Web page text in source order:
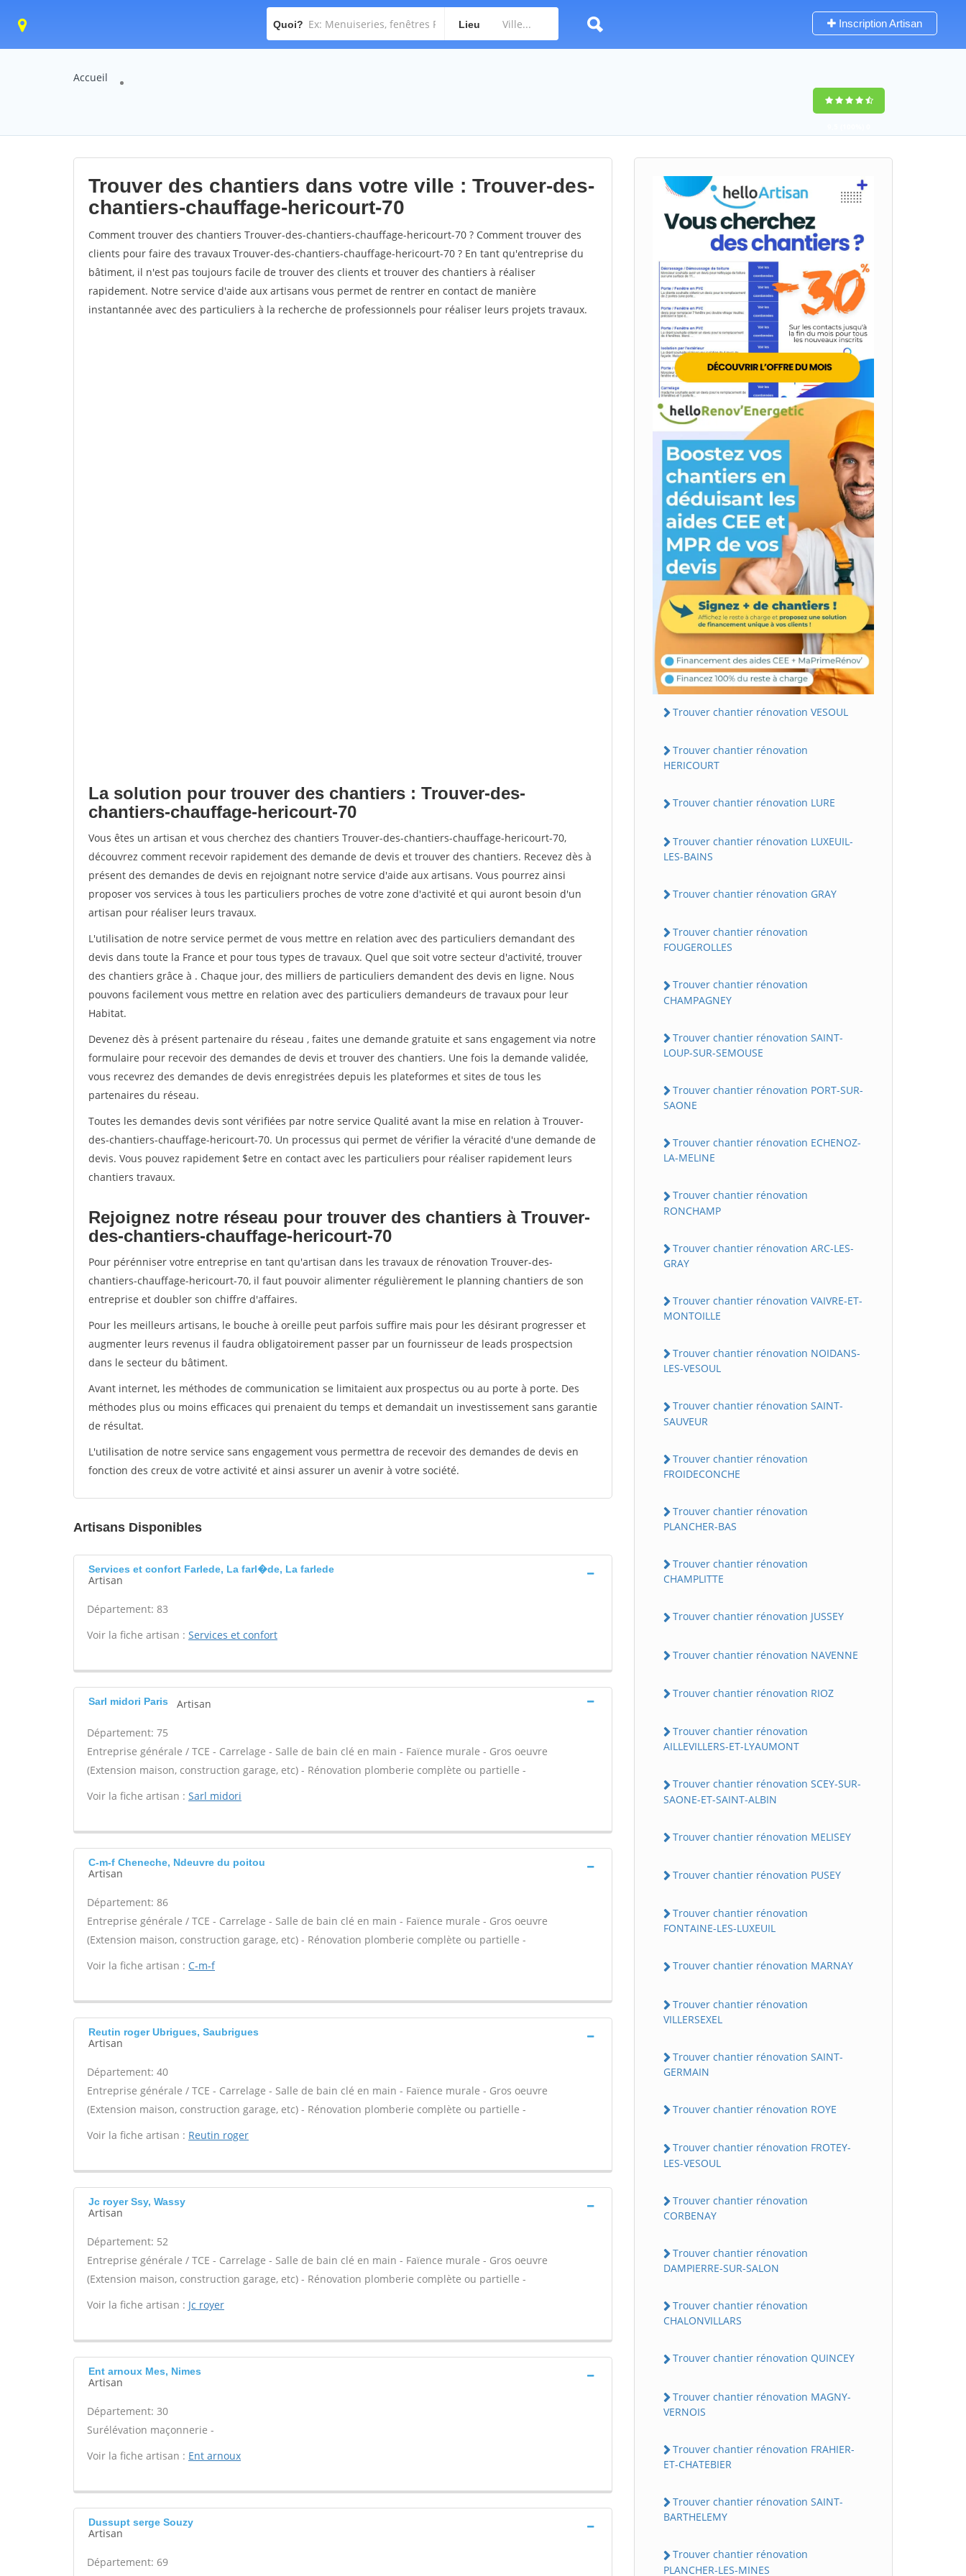
Quoi? Lieu Inscription Artisan
Accueil
Trouver des chantiers dans votre ville : Trouver-des-
chantiers-chauffage-hericourt-70
Comment trouver des chantiers Trouver-des-chantiers-chauffage-hericourt-70 ? Comment trouver des
clients pour faire des travaux Trouver-des-chantiers-chauffage-hericourt-70 ? En tant qu'entreprise du
bâtiment, il n'est pas toujours facile de trouver des clients et trouver des chantiers à réaliser
rapidement. Notre service d'aide aux artisans vous permet de rentrer en contact de manière
instantannée avec des particuliers à la recherche de professionnels pour réaliser leurs projets travaux.
La solution pour trouver des chantiers : Trouver-des-
chantiers-chauffage-hericourt-70
Vous êtes un artisan et vous cherchez des chantiers Trouver-des-chantiers-chauffage-hericourt-70,
découvrez comment recevoir rapidement des demande de devis et trouver des chantiers. Recevez dès à
présent des demandes de devis en rejoignant notre service d'aide aux artisans. Vous pourrez ainsi
proposer vos services à tous les particuliers proches de votre zone d'activité et qui auront besoin d'un
artisan pour réaliser leurs travaux.
L'utilisation de notre service permet de vous mettre en relation avec des particuliers demandant des
devis dans toute la France et pour tous types de travaux. Quel que soit votre secteur d'activité, trouver
des chantiers grâce à . Chaque jour, des milliers de particuliers demandent des devis en ligne. Nous
pouvons facilement vous mettre en relation avec des particuliers demandeurs de travaux pour leur
Habitat.
Devenez dès à présent partenaire du réseau , faites une demande gratuite et sans engagement via notre
formulaire pour recevoir des demandes de devis et trouver des chantiers. Une fois la demande validée,
vous recevrez des demandes de devis enregistrées depuis les plateformes et sites de tous les
partenaires du réseau.
Toutes les demandes devis sont vérifiées par notre service Qualité avant la mise en relation à Trouver-
des-chantiers-chauffage-hericourt-70. Un processus qui permet de vérifier la véracité d'une demande de
devis. Vous pouvez rapidement $etre en contact avec les particuliers pour réaliser rapidement leurs
chantiers travaux.
Rejoignez notre réseau pour trouver des chantiers à Trouver-
des-chantiers-chauffage-hericourt-70
Pour pérénniser votre entreprise en tant qu'artisan dans les travaux de rénovation Trouver-des-
chantiers-chauffage-hericourt-70, il faut pouvoir alimenter régulièrement le planning chantiers de son
entreprise et doubler son chiffre d'affaires.
Pour les meilleurs artisans, le bouche à oreille peut parfois suffire mais pour les désirant progresser et
augmenter leurs revenus il faudra obligatoirement passer par un fournisseur de leads prospectsion
dans le secteur du bâtiment.
Avant internet, les méthodes de communication se limitaient aux prospectus ou au porte à porte. Des
méthodes plus ou moins efficaces qui prenaient du temps et demandait un investissement sans garantie
de résultat.
L'utilisation de notre service sans engagement vous permettra de recevoir des demandes de devis en
fonction des creux de votre activité et ainsi assurer un avenir à votre société.
Artisans Disponibles
Services et confort Farlede, La farl�de, La farlede
Artisan
Département: 83
Voir la fiche artisan : Services et confort
Sarl midori Paris Artisan
Département: 75
Entreprise générale / TCE - Carrelage - Salle de bain clé en main - Faïence murale - Gros oeuvre
(Extension maison, construction garage, etc) - Rénovation plomberie complète ou partielle -
Voir la fiche artisan : Sarl midori
C-m-f Cheneche, Ndeuvre du poitou
Artisan
Département: 86
Entreprise générale / TCE - Carrelage - Salle de bain clé en main - Faïence murale - Gros oeuvre
(Extension maison, construction garage, etc) - Rénovation plomberie complète ou partielle -
Voir la fiche artisan : C-m-f
Reutin roger Ubrigues, Saubrigues
Artisan
Département: 40
Entreprise générale / TCE - Carrelage - Salle de bain clé en main - Faïence murale - Gros oeuvre
(Extension maison, construction garage, etc) - Rénovation plomberie complète ou partielle -
Voir la fiche artisan : Reutin roger
Jc royer Ssy, Wassy
Artisan
Département: 52
Entreprise générale / TCE - Carrelage - Salle de bain clé en main - Faïence murale - Gros oeuvre
(Extension maison, construction garage, etc) - Rénovation plomberie complète ou partielle -
Voir la fiche artisan : Jc royer
Ent arnoux Mes, Nimes
Artisan
Département: 30
Surélévation maçonnerie -
Voir la fiche artisan : Ent arnoux
Dussupt serge Souzy
Artisan
Département: 69
Trouver chantier rénovation VESOUL
Trouver chantier rénovation
HERICOURT
Trouver chantier rénovation LURE
Trouver chantier rénovation LUXEUIL-
LES-BAINS
Trouver chantier rénovation GRAY
Trouver chantier rénovation
FOUGEROLLES
Trouver chantier rénovation
CHAMPAGNEY
Trouver chantier rénovation SAINT-
LOUP-SUR-SEMOUSE
Trouver chantier rénovation PORT-SUR-
SAONE
Trouver chantier rénovation ECHENOZ-
LA-MELINE
Trouver chantier rénovation
RONCHAMP
Trouver chantier rénovation ARC-LES-
GRAY
Trouver chantier rénovation VAIVRE-ET-
MONTOILLE
Trouver chantier rénovation NOIDANS-
LES-VESOUL
Trouver chantier rénovation SAINT-
SAUVEUR
Trouver chantier rénovation
FROIDECONCHE
Trouver chantier rénovation
PLANCHER-BAS
Trouver chantier rénovation
CHAMPLITTE
Trouver chantier rénovation JUSSEY
Trouver chantier rénovation NAVENNE
Trouver chantier rénovation RIOZ
Trouver chantier rénovation
AILLEVILLERS-ET-LYAUMONT
Trouver chantier rénovation SCEY-SUR-
SAONE-ET-SAINT-ALBIN
Trouver chantier rénovation MELISEY
Trouver chantier rénovation PUSEY
Trouver chantier rénovation
FONTAINE-LES-LUXEUIL
Trouver chantier rénovation MARNAY
Trouver chantier rénovation
VILLERSEXEL
Trouver chantier rénovation SAINT-
GERMAIN
Trouver chantier rénovation ROYE
Trouver chantier rénovation FROTEY-
LES-VESOUL
Trouver chantier rénovation
CORBENAY
Trouver chantier rénovation
DAMPIERRE-SUR-SALON
Trouver chantier rénovation
CHALONVILLARS
Trouver chantier rénovation QUINCEY
Trouver chantier rénovation MAGNY-
VERNOIS
Trouver chantier rénovation FRAHIER-
ET-CHATEBIER
Trouver chantier rénovation SAINT-
BARTHELEMY
Trouver chantier rénovation
PLANCHER-LES-MINES